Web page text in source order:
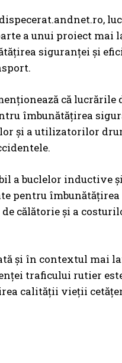
a unui proiect
siguranței și
că
îmbunătățirea
și a utilizatorilor
a buclelor inductive
pentru
călătorie și a
și în contextul
traficului rutier
calității vieții